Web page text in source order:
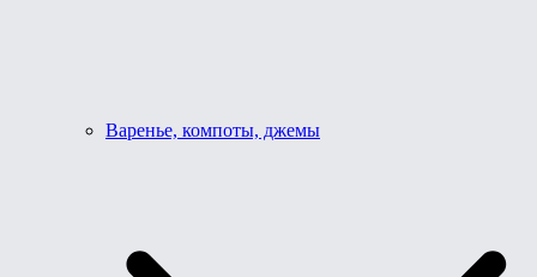
Варенье, компоты, джемы